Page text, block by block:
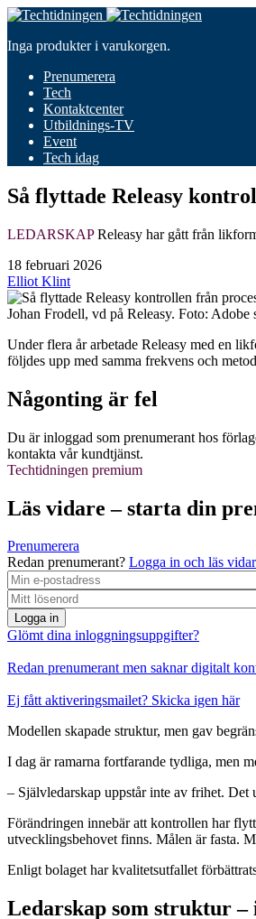
Inga produkter i varukorgen.
Prenumerera
Tech
Kontaktcenter
Utbildnings-TV
Event
Tech idag
Så flyttade Releasy
LEDARSKAPReleasy har gått från
18 februari 2026
Elliot Klint
Johan Frodell, vd på Releasy. Foto: Adobe
Under flera år arbetade Releasy med en
följdes upp med samma frekvens och
Någonting är fel
Du är inloggad som prenumerant hos
kontakta vår kundtjänst.
Techtidningen premium
Läs vidare – starta din
Prenumerera
Redan prenumerant? Logga in och läs
Logga in
Glömt dina inloggningsuppgifter?
Redan prenumerant men saknar digitalt
Ej fått aktiveringsmailet? Skicka igen här
Modellen skapade struktur, men gav
I dag är ramarna fortfarande tydliga, men
– Självledarskap uppstår inte av frihet. Det
Förändringen innebär att kontrollen har
utvecklingsbehovet finns. Målen är fasta.
Enligt bolaget har kvalitetsutfallet
Ledarskap som struktur –